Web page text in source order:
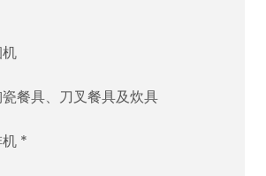
餐具、刀叉餐具及炊具
*